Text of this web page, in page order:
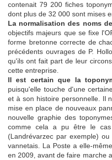
contenait 79 200 fiches
dont plus de 32 000 sont mises
La normalisation des noms
objectifs majeurs que se fixe
forme bretonne correcte de
précédents ouvrages de P.
qu'ils ont fait part de leur
cette entreprise.
Il est certain que la
puisqu'elle touche d'une
et à son histoire personnelle. Il
mise en place de nouveaux
nouvelle graphie des
comme cela a pu être le
(Landrévarzec par exemple)
vannetais. La Poste a elle-
en 2009, avant de faire marche